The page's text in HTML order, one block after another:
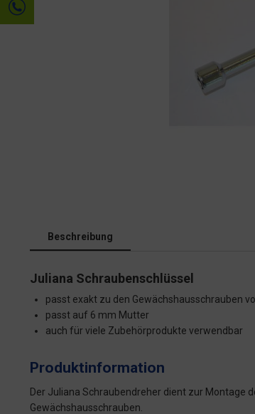
Beschreibung
Juliana Schraubenschlüssel
passt exakt zu den Gewächshausschrauben
passt auf 6 mm Mutter
auch für viele Zubehörprodukte verwendbar
Produktinformation
Der Juliana Schraubendreher dient zur Montage
Gewächshausschrauben.